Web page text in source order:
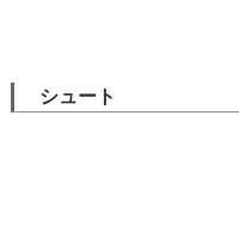
シュート